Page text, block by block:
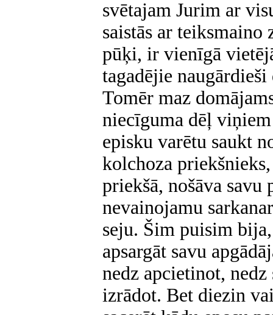
svētajam Jurim ar
saistās ar teiksmaino
pūķi, ir vienīgā
tagadējie
Tomēr maz
niecīguma dēļ
episku varētu saukt
kolchoza
priekšā, nošāva savu
nevainojamu
seju. Šim puisim
apsargāt savu
nedz apcietinot,
izrādot. Bet diezin